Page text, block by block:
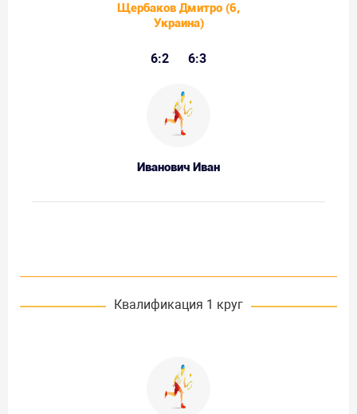
Щербаков Дмитро (6,
Украина)
6:2 6:3
Иванович Иван
Квалификация 1 круг